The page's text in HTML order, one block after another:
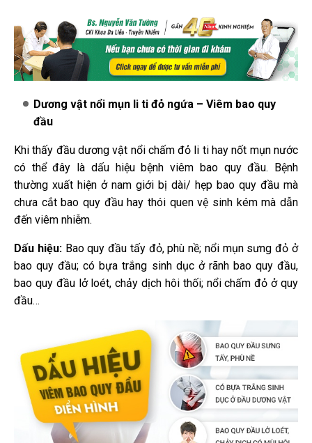
Dương vật nổi mụn li ti đỏ ngứa – Viêm bao quy
đầu
Khi thấy đầu dương vật nổi chấm đỏ li ti hay nốt mụn nước
có thể đây là dấu hiệu bệnh viêm bao quy đầu. Bệnh
thường xuất hiện ở nam giới bị dài/ hẹp bao quy đầu mà
chưa cắt bao quy đầu hay thói quen vệ sinh kém mà dẫn
đến viêm nhiễm.
Dấu hiệu: Bao quy đầu tấy đỏ, phù nề; nổi mụn sưng đỏ ở
bao quy đầu; có bựa trắng sinh dục ở rãnh bao quy đầu,
bao quy đầu lở loét, chảy dịch hôi thối; nổi chấm đỏ ở quy
đầu…